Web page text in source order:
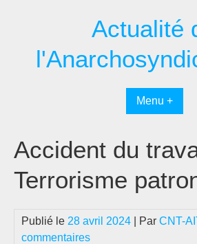
Actualité
Menu +
Accident du
Terrorisme
Publié le 28 avril 2024 | Par CNT-
commentaires